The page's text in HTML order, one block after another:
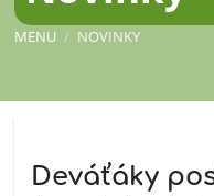
MENU / NOVINKY
Deváťáky